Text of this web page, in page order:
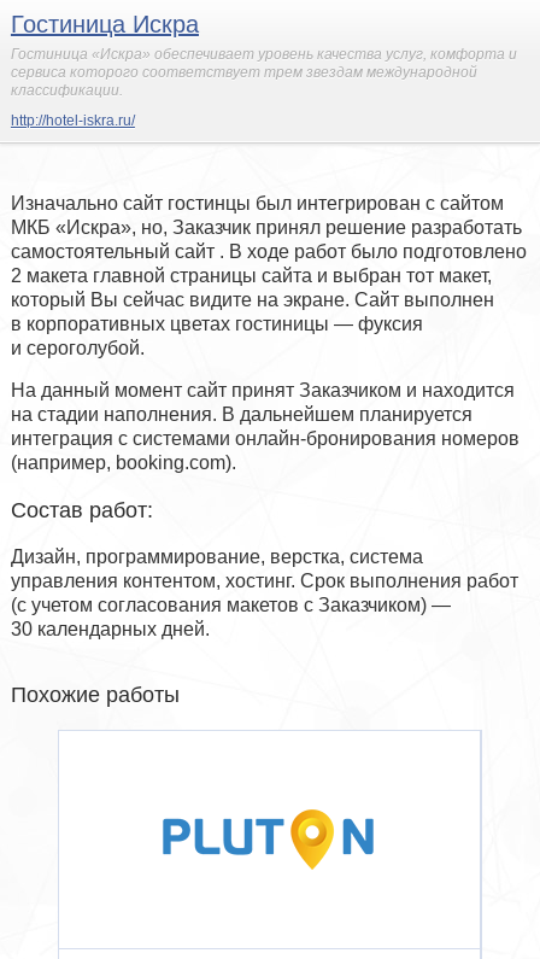
Гостиница Искра
Гостиница «Искра» обеспечивает уровень качества услуг, комфорта и
сервиса которого соответствует трем звездам международной
классификации.
http://hotel-iskra.ru/
Изначально сайт гостинцы был интегрирован с сайтом
МКБ «Искра», но, Заказчик принял решение разработать
самостоятельный сайт . В ходе работ было подготовлено
2 макета главной страницы сайта и выбран тот макет,
который Вы сейчас видите на экране. Сайт выполнен
в корпоративных цветах гостиницы — фуксия
и сероголубой.
На данный момент сайт принят Заказчиком и находится
на стадии наполнения. В дальнейшем планируется
интеграция с системами онлайн-бронирования номеров
(например, booking.com).
Состав работ:
Дизайн, программирование, верстка, система
управления контентом, хостинг. Срок выполнения работ
(с учетом согласования макетов с Заказчиком) —
30 календарных дней.
Похожие работы